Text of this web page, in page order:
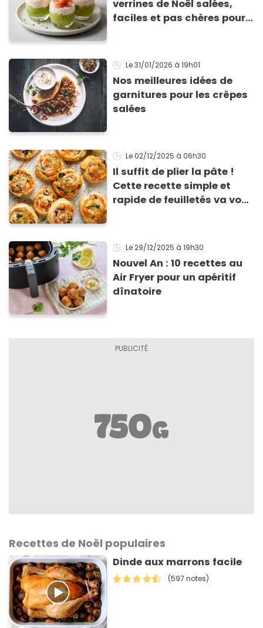
verrines de Noël salées,
faciles et pas chères pour
Le 31/01/2026 à 19h01
Nos meilleures idées de
garnitures pour les crêpes
salées
Le 02/12/2025 à 06h30
Il suffit de plier la pâte !
Cette recette simple et
rapide de feuilletés va vous
Le 29/12/2025 à 19h30
Nouvel An : 10 recettes au
Air Fryer pour un apéritif
dînatoire
Recettes de Noël populaires
Dinde aux marrons facile
(597 notes)